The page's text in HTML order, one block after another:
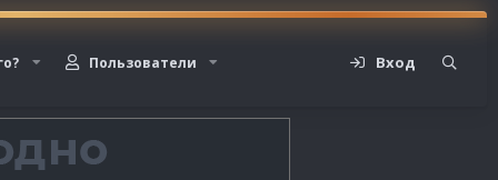
Пользователи Вход